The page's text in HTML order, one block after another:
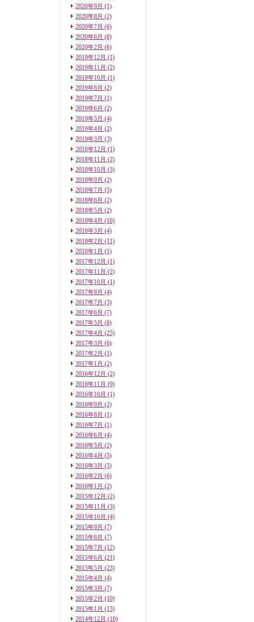
2020年9月 (1)
2020年8月 (2)
2020年7月 (6)
2020年6月 (8)
2020年2月 (6)
2019年12月 (1)
2019年11月 (2)
2019年10月 (1)
2019年8月 (2)
2019年7月 (1)
2019年6月 (2)
2019年5月 (4)
2019年4月 (2)
2019年3月 (3)
2018年12月 (1)
2018年11月 (2)
2018年10月 (3)
2018年9月 (2)
2018年7月 (5)
2018年6月 (2)
2018年5月 (2)
2018年4月 (10)
2018年3月 (4)
2018年2月 (11)
2018年1月 (1)
2017年12月 (1)
2017年11月 (2)
2017年10月 (1)
2017年9月 (4)
2017年7月 (3)
2017年6月 (7)
2017年5月 (8)
2017年4月 (25)
2017年3月 (6)
2017年2月 (1)
2017年1月 (2)
2016年12月 (2)
2016年11月 (9)
2016年10月 (1)
2016年9月 (2)
2016年8月 (1)
2016年7月 (1)
2016年6月 (4)
2016年5月 (2)
2016年4月 (5)
2016年3月 (5)
2016年2月 (6)
2016年1月 (2)
2015年12月 (2)
2015年11月 (3)
2015年10月 (4)
2015年9月 (7)
2015年8月 (7)
2015年7月 (12)
2015年6月 (21)
2015年5月 (23)
2015年4月 (4)
2015年3月 (7)
2015年2月 (10)
2015年1月 (13)
2014年12月 (10)